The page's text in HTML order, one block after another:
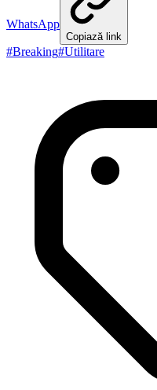
WhatsApp
Copiază link
#Breaking#Utilitare